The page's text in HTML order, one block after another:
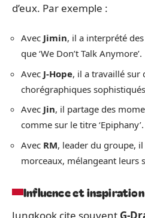
d’eux. Par exemple :
Avec Jimin, il a interprété
que ‘We Don’t Talk Anymore’.
Avec J-Hope, il a travaillé sur
chorégraphiques
Avec Jin, il partage des
comme sur le titre ‘Epiphany’.
Avec RM, leader du groupe,
morceaux, mélangeant leurs
Influence et inspiration
Jungkook cite souvent G-